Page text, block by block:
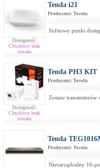
Dostępność:
Chwilowy brak
towaru
Tenda i21
Producent: Tenda
Sufitowy punkt
Dostępność:
Chwilowy brak
towaru
Tenda PH3 KIT
Producent: Tenda
Zestaw transmiterów
Tenda
Producent: Tenda
Niezarządzalny 16-